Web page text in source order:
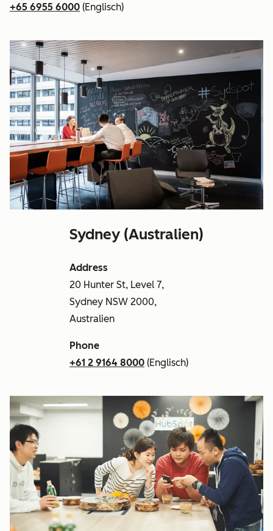
+65 6955 6000 (Englisch)
Sydney (Australien)
Address
20 Hunter St, Level 7,
Sydney NSW 2000,
Australien
Phone
+61 2 9164 8000 (Englisch)